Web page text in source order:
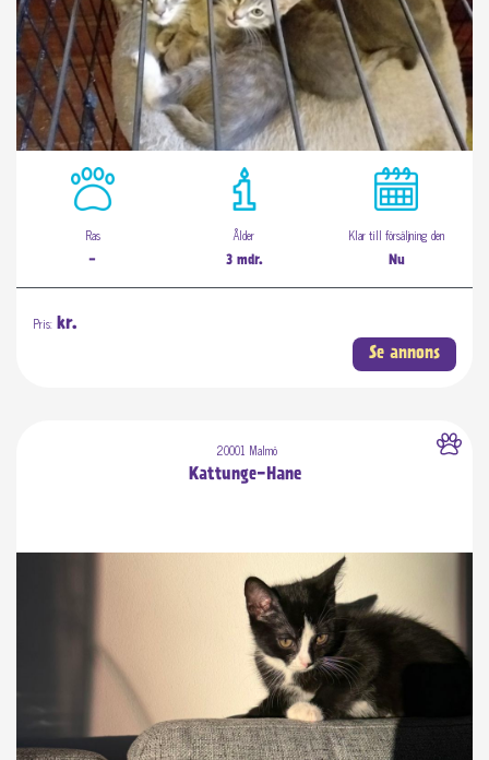
Ras
-
Ålder
3 mdr.
Klar till försäljning den
Nu
Pris: kr.
Se annons
20001 Malmö
Kattunge-Hane